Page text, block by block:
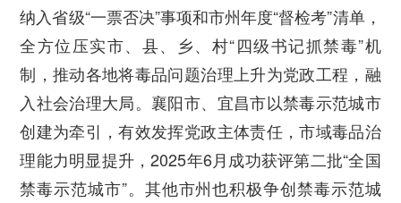
纳入省级“一票否决”事项和市州年度“督检考”清单，
全方位压实市、县、乡、村“四级书记抓禁毒”机
制，推动各地将毒品问题治理上升为党政工程，融
入社会治理大局。襄阳市、宜昌市以禁毒示范城市
创建为牵引，有效发挥党政主体责任，市域毒品治
理能力明显提升，2025年6月成功获评第二批“全国
禁毒示范城市”。其他市州也积极争创禁毒示范城